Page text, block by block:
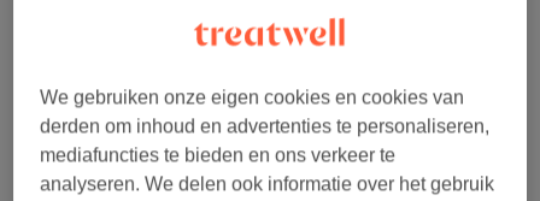
Toon beschrijving
30 minToon beschrijving
Bindweefselmassage Gelaat
30 minToon beschrijving
€55 Kies
We gebruiken onze eigen cookies en cookies van
derden om inhoud en advertenties te personaliseren,
mediafuncties te bieden en ons verkeer te
analyseren. We delen ook informatie over het gebruik